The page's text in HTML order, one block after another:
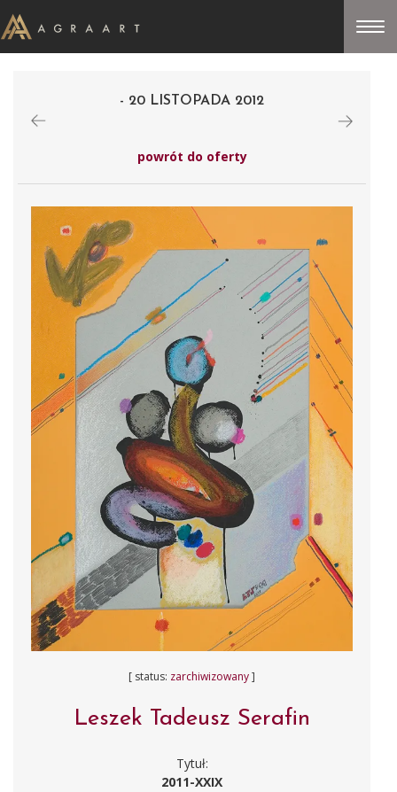
- 20 LISTOPADA 2012
powrót do oferty
[ status: zarchiwizowany]
Leszek Tadeusz Serafin
Tytuł:
2011-XXIX